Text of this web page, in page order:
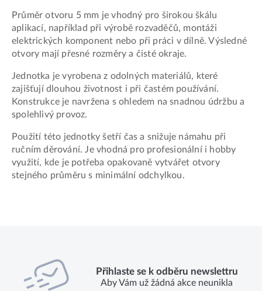
Průměr otvoru 5 mm je vhodný pro širokou škálu
aplikací, například při výrobě rozvaděčů, montáži
elektrických komponent nebo při práci v dílně. Výsledné
otvory mají přesné rozměry a čisté okraje.
Jednotka je vyrobena z odolných materiálů, které
zajišťují dlouhou životnost i při častém používání.
Konstrukce je navržena s ohledem na snadnou údržbu a
spolehlivý provoz.
Použití této jednotky šetří čas a snižuje námahu při
ručním děrování. Je vhodná pro profesionální i hobby
využití, kde je potřeba opakovaně vytvářet otvory
stejného průměru s minimální odchylkou.
Přihlaste se k odběru newslettru
Aby Vám už žádná akce neunikla